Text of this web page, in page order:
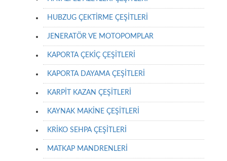
HUBZUG ÇEKTİRME ÇEŞİTLERİ
JENERATÖR VE MOTOPOMPLAR
KAPORTA ÇEKİÇ ÇEŞİTLERİ
KAPORTA DAYAMA ÇEŞİTLERİ
KARPİT KAZAN ÇEŞİTLERİ
KAYNAK MAKİNE ÇEŞİTLERİ
KRİKO SEHPA ÇEŞİTLERİ
MATKAP MANDRENLERİ